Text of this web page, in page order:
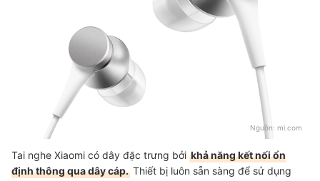
Nguồn: mi.com
Tai nghe Xiaomi có dây đặc trưng bởi khả năng kết nối ổn
định thông qua dây cáp. Thiết bị luôn sẵn sàng để sử dụng